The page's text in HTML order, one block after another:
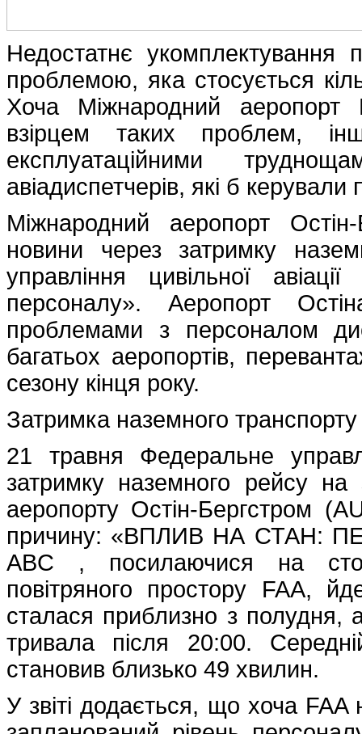
Недостатнє укомплектування
проблемою, яка стосується
Хоча Міжнародний
взірцем таких проблем,
експлуатаційними
авіадиспетчерів, які б
Міжнародний аеропорт
новини через затримку
управління цивільної
персоналу». Аеропорт
проблемами з персоналом
багатьох аеропортів,
сезону кінця року.
Затримка наземного
21 травня Федеральне
затримку наземного рейсу
аеропорту Остін-Бергстром
причину: «ВПЛИВ НА СТАН:
ABC , посилаючися на
повітряного простору FAA,
сталася приблизно з полудня,
тривала після 20:00.
становив близько 49 хвилин.
У звіті додається, що хоча